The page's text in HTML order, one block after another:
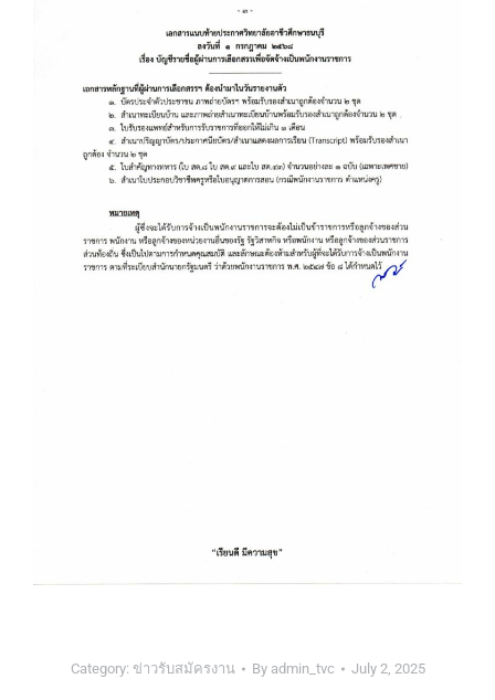
Category: ข่าวรับสมัครงาน By admin_tvc July 2, 2025